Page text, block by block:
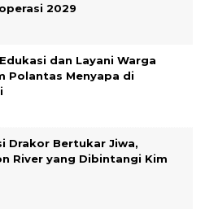
2029
dan Layani Warga
Polantas Menyapa di
Drakor Bertukar Jiwa,
River yang Dibintangi Kim